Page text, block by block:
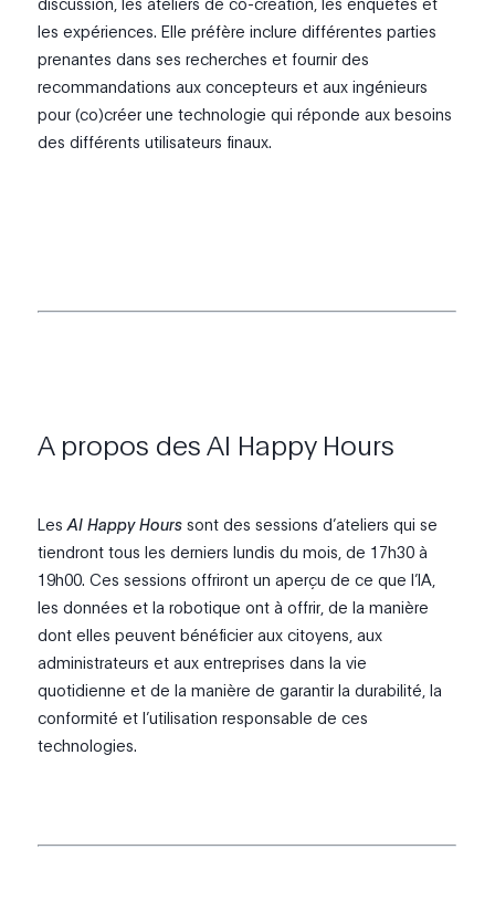
les expériences. Elle préfère inclure différentes parties
prenantes dans ses recherches et fournir des
recommandations aux concepteurs et aux ingénieurs
pour (co)créer une technologie qui réponde aux besoins
des différents utilisateurs finaux.
A propos des AI Happy Hours
Les AI Happy Hours sont des sessions d’ateliers qui se
tiendront tous les derniers lundis du mois, de 17h30 à
19h00. Ces sessions offriront un aperçu de ce que l’IA,
les données et la robotique ont à offrir, de la manière
dont elles peuvent bénéficier aux citoyens, aux
administrateurs et aux entreprises dans la vie
quotidienne et de la manière de garantir la durabilité, la
conformité et l’utilisation responsable de ces
technologies.